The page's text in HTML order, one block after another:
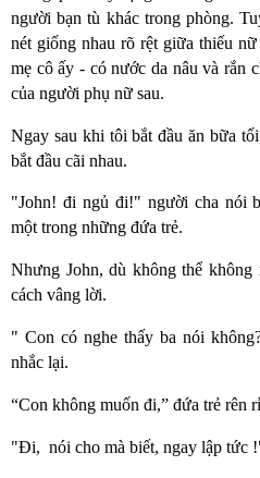
người bạn tù khác trong phòng.
nét giống nhau rõ rệt giữa thiếu
mẹ cô ấy - có nước da nâu và rắn
của người phụ nữ sau.
Ngay sau khi tôi bắt đầu ăn bữa
bắt đầu cãi nhau.
"John! đi ngủ đi!" người cha nói
một trong những đứa trẻ.
Nhưng John, dù không thể không
cách vâng lời.
" Con có nghe thấy ba nói
nhắc lại.
“Con không muốn đi,” đứa trẻ rên
"Đi, nói cho mà biết, ngay lập tức